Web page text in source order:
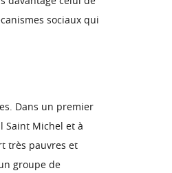
sociaux qui
Dans un premier
Saint Michel et à
très pauvres et
groupe de